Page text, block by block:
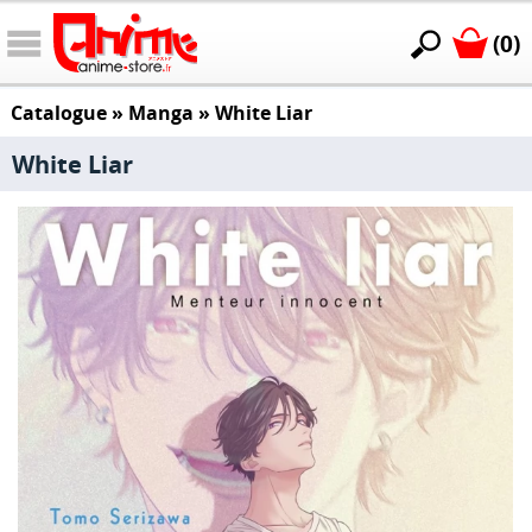
(0)
Catalogue» Manga » White Liar
White Liar